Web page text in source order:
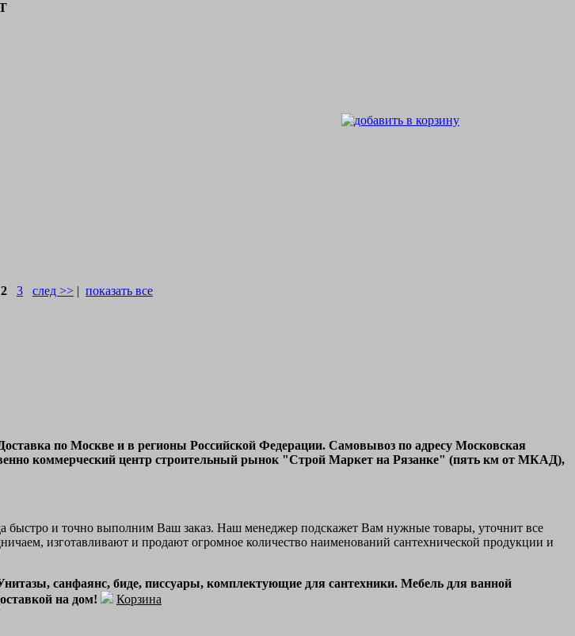
2 3 след >> | показать все
по Москве и в регионы Российской Федерации. Самовывоз по адресу Московская
коммерческий центр строительный рынок "Строй Маркет на Рязанке" (пять км от МКАД),
и точно выполним Ваш заказ. Наш менеджер подскажет Вам нужные товары, уточнит все
изготавливают и продают огромное количество наименований сантехнической продукции и
санфаянс, биде, писсуары, комплектующие для сантехники. Мебель для ванной
на дом!
Корзина